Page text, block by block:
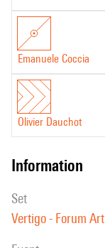
Emanuele Coccia
Olivier Dauchot
information
set
Vertigo - Forum